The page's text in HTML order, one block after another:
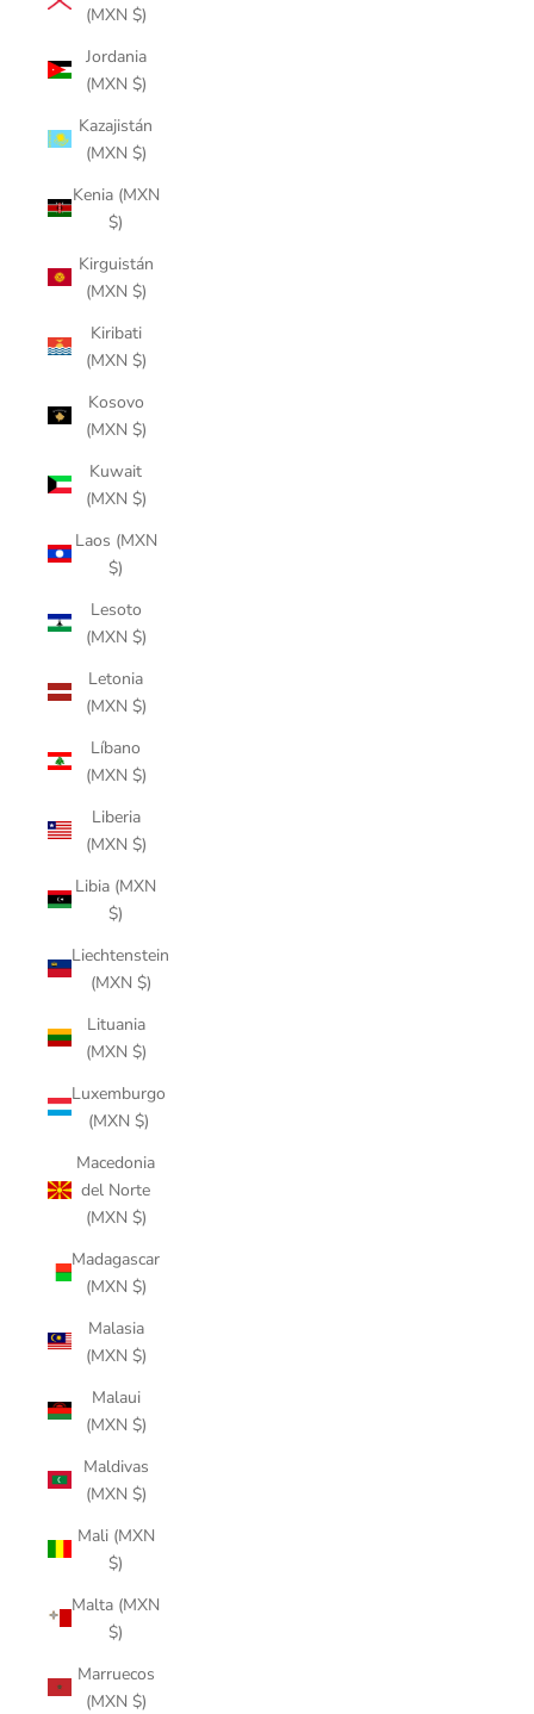
(MXN $)
Jordania
(MXN $)
Kazajistán
(MXN $)
Kenia (MXN
$)
Kirguistán
(MXN $)
Kiribati
(MXN $)
Kosovo
(MXN $)
Kuwait
(MXN $)
Laos (MXN
$)
Lesoto
(MXN $)
Letonia
(MXN $)
Líbano
(MXN $)
Liberia
(MXN $)
Libia (MXN
$)
Liechtenstein
(MXN $)
Lituania
(MXN $)
Luxemburgo
(MXN $)
Macedonia
del Norte
(MXN $)
Madagascar
(MXN $)
Malasia
(MXN $)
Malaui
(MXN $)
Maldivas
(MXN $)
Mali (MXN
$)
Malta (MXN
$)
Marruecos
(MXN $)